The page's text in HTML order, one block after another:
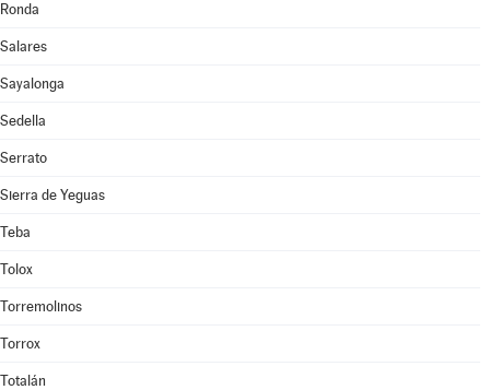
Ronda
Salares
Sayalonga
Sedella
Serrato
Sierra de Yeguas
Teba
Tolox
Torremolinos
Torrox
Totalán